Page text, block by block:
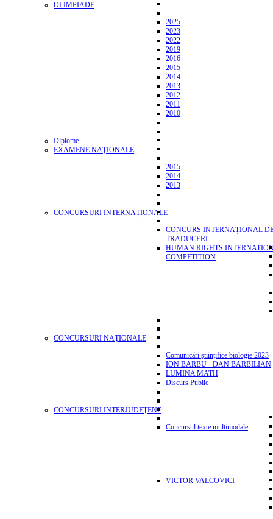
OLIMPIADE
2025
2023
2022
2019
2016
2015
2014
2013
2012
2011
2010
Diplome
EXAMENE NAŢIONALE
2015
2014
2013
CONCURSURI INTERNAȚIONALE
CONCURS INTERNAȚIONAL
TRADUCERI
HUMAN RIGHTS
COMPETITION
CONCURSURI NAŢIONALE
Comunicări științifice biologie 2023
ION BARBU - DAN BARBILIAN
LUMINA MATH
Discurs Public
CONCURSURI INTERJUDEŢENE
Concursul texte multimodale
VICTOR VALCOVICI